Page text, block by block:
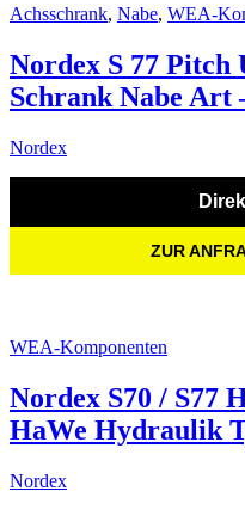
Achsschrank, Nabe, WEA-
Nordex S 77 Pitch
Schrank Nabe Art
Nordex
ZUR
WEA-Komponenten
Nordex S70 / S77
HaWe Hydraulik
Nordex